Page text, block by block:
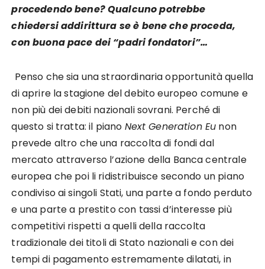
procedendo bene? Qualcuno potrebbe
chiedersi addirittura se è bene che proceda,
con buona pace dei “padri fondatori”…
Penso che sia una straordinaria opportunità quella
di aprire la stagione del debito europeo comune e
non più dei debiti nazionali sovrani. Perché di
questo si tratta: il piano Next Generation Eu non
prevede altro che una raccolta di fondi dal
mercato attraverso l’azione della Banca centrale
europea che poi li ridistribuisce secondo un piano
condiviso ai singoli Stati, una parte a fondo perduto
e una parte a prestito con tassi d’interesse più
competitivi rispetti a quelli della raccolta
tradizionale dei titoli di Stato nazionali e con dei
tempi di pagamento estremamente dilatati, in